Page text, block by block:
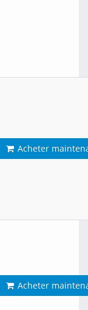
Acheter
Acheter